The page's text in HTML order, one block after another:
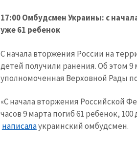
17:00 Омбудсмен Украины: с
уже 61 ребенок
С начала вторжения России на
детей получили ранения. Об этом
уполномоченная Верховной Рады
«С начала вторжения Российской
часов 9 марта погиб 61 ребенок,
написалаукраинский омбудсмен.
МОЯ НОВОСТЬ